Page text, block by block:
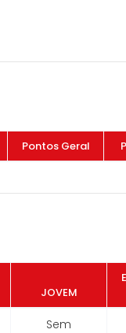
Pontos Geral
JOVEM
Sem